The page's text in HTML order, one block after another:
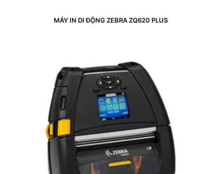
MÁY IN DI ĐỘNG ZEBRA ZQ620 PLUS